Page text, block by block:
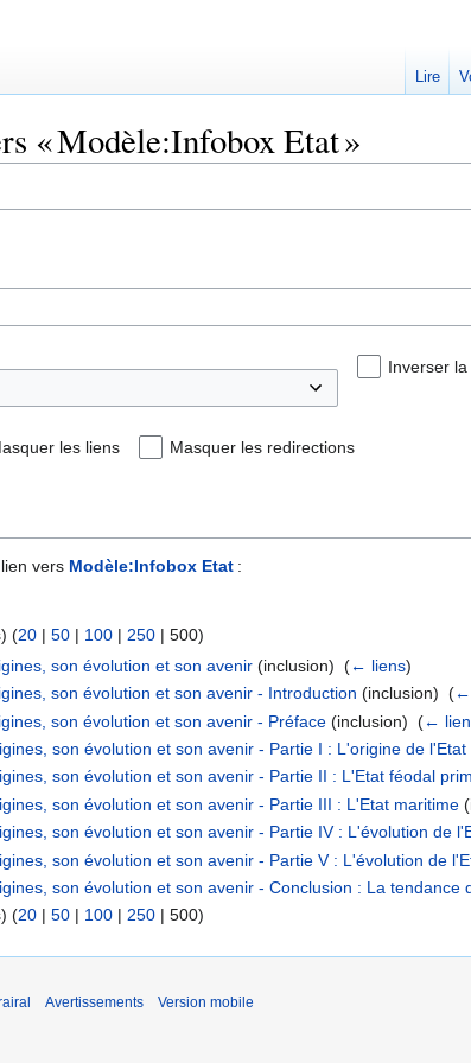
« Modèle:Infobox Etat »
Inverser
les liens Masquer les redirections
vers Modèle:Infobox Etat :
) (20 | 50 | 100 | 250 | 500)
son évolution et son avenir (inclusion) ‎(← liens)
son évolution et son avenir - Introduction (inclusion) ‎(←
son évolution et son avenir - Préface (inclusion) ‎(←
son évolution et son avenir - Partie I : L'origine de l'Etat
son évolution et son avenir - Partie II : L'Etat féodal
son évolution et son avenir - Partie III : L'Etat maritime
son évolution et son avenir - Partie IV : L'évolution de
son évolution et son avenir - Partie V : L'évolution de
son évolution et son avenir - Conclusion : La tendance
) (20 | 50 | 100 | 250 | 500)
Lire
Avertissements Version mobile